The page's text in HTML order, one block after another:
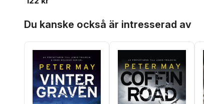
Du kanske också är intresserad av